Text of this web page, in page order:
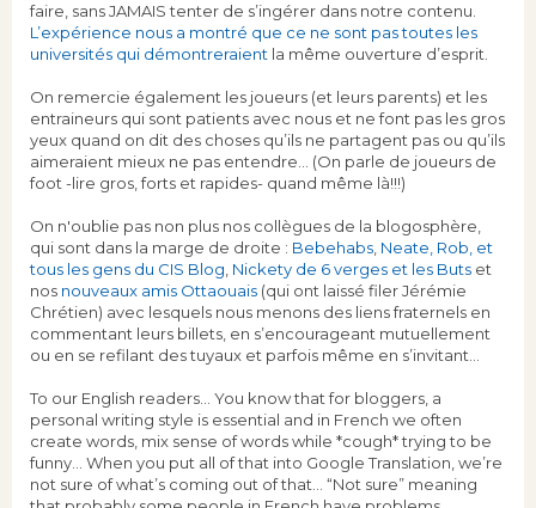
faire, sans JAMAIS tenter de s’ingérer dans notre contenu.
L’expérience nous a montré que ce ne sont pas toutes les
universités qui démontreraient la même ouverture d’esprit.
On remercie également les joueurs (et leurs parents) et les
entraineurs qui sont patients avec nous et ne font pas les gros
yeux quand on dit des choses qu’ils ne partagent pas ou qu’ils
aimeraient mieux ne pas entendre… (On parle de joueurs de
foot -lire gros, forts et rapides- quand même là!!!)
On n'oublie pas non plus nos collègues de la blogosphère,
qui sont dans la marge de droite : Bebehabs Neate, Rob, et
tous les gens du CIS Blog Nickety de 6 verges et les Buts et
nos nouveaux amis Ottaouais (qui ont laissé filer Jérémie
Chrétien) avec lesquels nous menons des liens fraternels en
commentant leurs billets, en s’encourageant mutuellement
ou en se refilant des tuyaux et parfois même en s’invitant...
To our English readers… You know that for bloggers, a
personal writing style is essential and in French we often
create words, mix sense of words while *cough* trying to be
funny… When you put all of that into Google Translation, we’re
not sure of what’s coming out of that… “Not sure” meaning